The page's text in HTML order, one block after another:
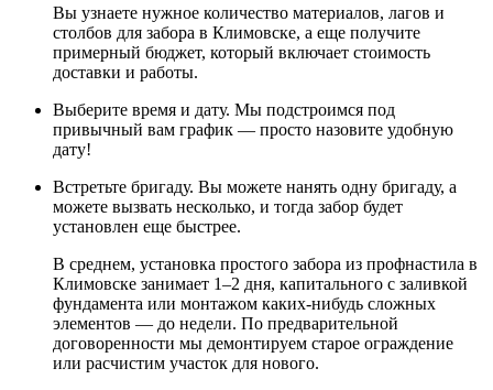
Вы узнаете нужное количество материалов, лагов и
столбов для забора в Климовске, а еще получите
примерный бюджет, который включает стоимость
доставки и работы.
Выберите время и дату. Мы подстроимся под
привычный вам график — просто назовите удобную
дату!
Встретьте бригаду. Вы можете нанять одну бригаду, а
можете вызвать несколько, и тогда забор будет
установлен еще быстрее.
В среднем, установка простого забора из профнастила в
Климовске занимает 1–2 дня, капитального с заливкой
фундамента или монтажом каких-нибудь сложных
элементов — до недели. По предварительной
договоренности мы демонтируем старое ограждение
или расчистим участок для нового.